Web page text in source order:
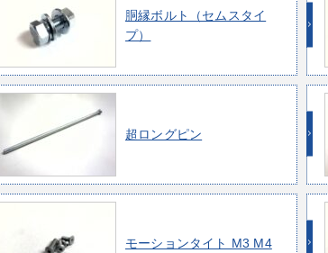
胴縁ボルト（セムスタイ
プ）
超ロングピン
モーションタイト M3 M4